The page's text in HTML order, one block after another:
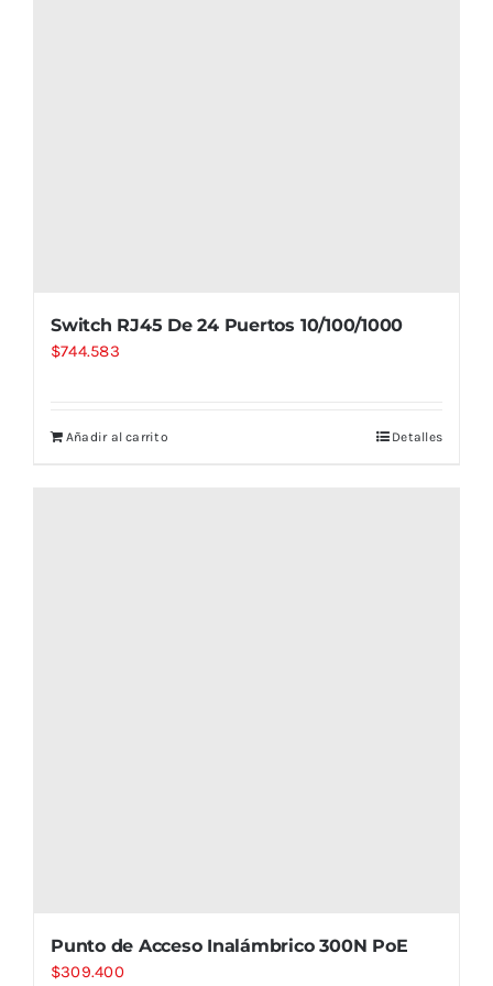
Switch RJ45 De 24 Puertos 10/100/1000
$744.583
Añadir al carrito Detalles
Punto de Acceso Inalámbrico 300N PoE
$309.400